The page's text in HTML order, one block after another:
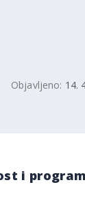
Objavljeno: 14.
i